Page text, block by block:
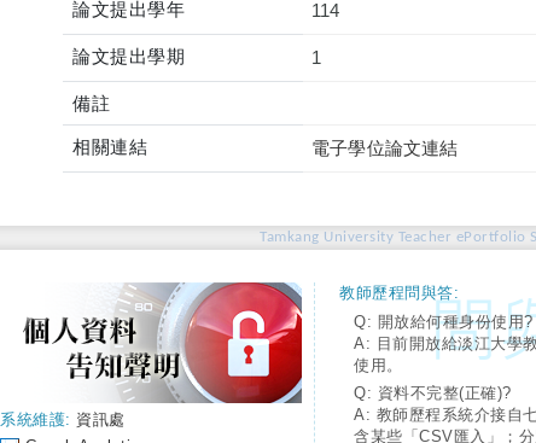
論文提出學年 114
論文提出學期 1
備註
相關連結 電子學位論文連結
Tamkang University Teacher ePortfolio
系統維護: 資訊處
教師歷程問與答:
Q: 開放給何種身份使用?
A: 目前開放給淡江大學
使用。
Q: 資料不完整(正確)?
A: 教師歷程系統介接自
含某些「CSV匯入」；